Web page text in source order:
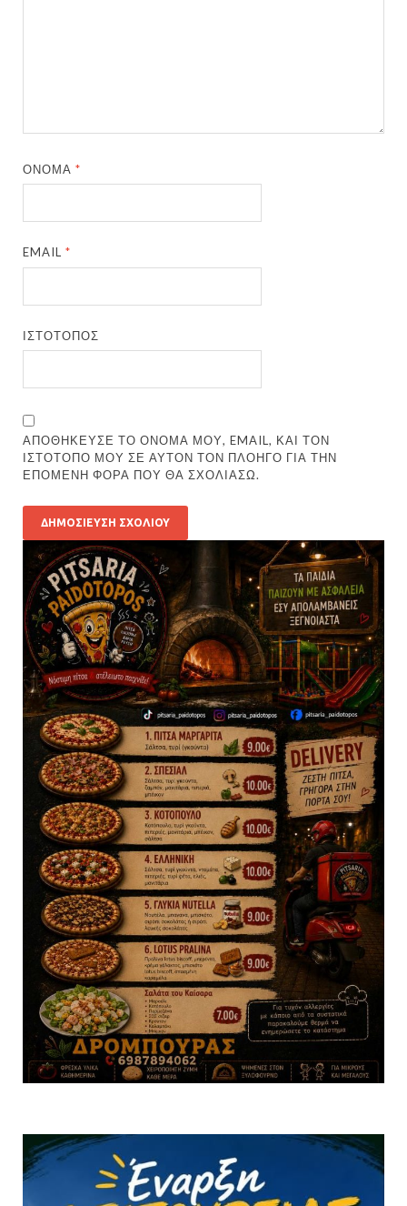
ΌΝΟΜΑ*
EMAIL*
ΙΣΤΌΤΟΠΟΣ
ΑΠΟΘΉΚΕΥΣΕ ΤΟ ΌΝΟΜΆ ΜΟΥ, EMAIL, ΚΑΙ ΤΟΝ
ΙΣΤΌΤΟΠΟ ΜΟΥ ΣΕ ΑΥΤΌΝ ΤΟΝ ΠΛΟΗΓΌ ΓΙΑ ΤΗΝ
ΕΠΌΜΕΝΗ ΦΟΡΆ ΠΟΥ ΘΑ ΣΧΟΛΙΆΣΩ.